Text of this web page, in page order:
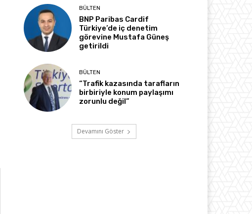
BÜLTEN
BNP Paribas Cardif
Türkiye’de iç denetim
görevine Mustafa Güneş
getirildi
BÜLTEN
“Trafik kazasında tarafların
birbiriyle konum paylaşımı
zorunlu değil”
Devamını Göster